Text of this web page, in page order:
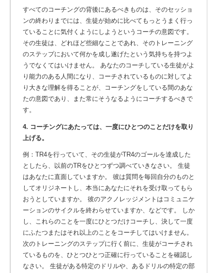
すべてのコーチングの背後にあるべきものは、そのセッショ
ンの終わりまでには、生徒が始めに比べてもっとうまく行っ
ていることに気付くようにしようというコーチの意図です。
その生徒は、どれほど些細なことであれ、そのトレーニング
のステップにおいて何かを成し遂げたという気持ちを持つよ
うでなくてはいけません。 あなたのコーチしている生徒がよ
り能力のある人間になり、コーチされているものに対してよ
り大きな理解を得ることが、コーチングをしている間のあな
たの意図であり、また常にそうなるようにコーチするべきで
す。
4. コーチングにあたっては、一度にひとつのことだけを取り
上げる。
例：TR4を行っていて、その生徒がTR4のゴールを達成した
としたら、以前のTRをひとつずつ調べていきなさい。 生徒
はあなたに直面していますか。 彼は質問を毎回自分のものと
してオリジネートし、本当にあなたにそれを受け取ってもら
おうとしていますか。 彼のアクノレッジメントはコミュニケ
ーションのサイクルを終わらせていますか、などです。 しか
し、これらのことを一度にひとつだけコーチし、決して一度
にふたつまたはそれ以上のことをコーチしてはいけません。
次のトレーニングのステップに行く前に、生徒がコーチされ
ているものを、ひとつひとつ正確に行っていることを確認し
なさい。 生徒がある特定のドリルや、あるドリルの特定の部